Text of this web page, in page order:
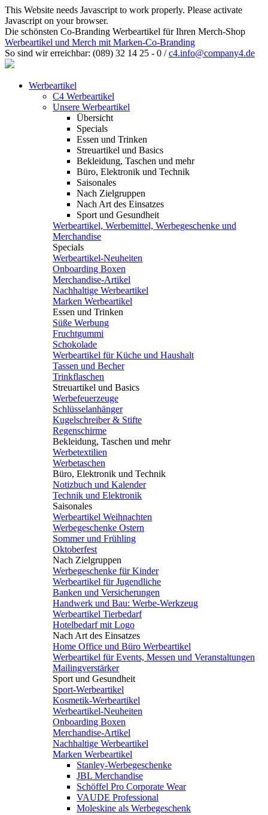
This Website needs Javascript to work properly. Please activate
Javascript on your browser.
Die schönsten Co-Branding Werbeartikel für Ihren Merch-Shop
Werbeartikel und Merch mit Marken-Co-Branding
So sind wir erreichbar: (089) 32 14 25 - 0 /c4.info@company4.de
Werbeartikel
C4 Werbeartikel
Unsere Werbeartikel
Übersicht
Specials
Essen und Trinken
Streuartikel und Basics
Bekleidung, Taschen und mehr
Büro, Elektronik und Technik
Saisonales
Nach Zielgruppen
Nach Art des Einsatzes
Sport und Gesundheit
Werbeartikel, Werbemittel, Werbegeschenke und
Merchandise
Specials
Werbeartikel-Neuheiten
Onboarding Boxen
Merchandise-Artikel
Nachhaltige Werbeartikel
Marken Werbeartikel
Essen und Trinken
Süße Werbung
Fruchtgummi
Schokolade
Werbeartikel für Küche und Haushalt
Tassen und Becher
Trinkflaschen
Streuartikel und Basics
Werbefeuerzeuge
Schlüsselanhänger
Kugelschreiber & Stifte
Regenschirme
Bekleidung, Taschen und mehr
Werbetextilien
Werbetaschen
Büro, Elektronik und Technik
Notizbuch und Kalender
Technik und Elektronik
Saisonales
Werbeartikel Weihnachten
Werbegeschenke Ostern
Sommer und Frühling
Oktoberfest
Nach Zielgruppen
Werbegeschenke für Kinder
Werbeartikel für Jugendliche
Banken und Versicherungen
Handwerk und Bau: Werbe-Werkzeug
Werbeartikel Tierbedarf
Hotelbedarf mit Logo
Nach Art des Einsatzes
Home Office und Büro Werbeartikel
Werbeartikel für Events, Messen und Veranstaltungen
Mailingverstärker
Sport und Gesundheit
Sport-Werbeartikel
Kosmetik-Werbeartikel
Werbeartikel-Neuheiten
Onboarding Boxen
Merchandise-Artikel
Nachhaltige Werbeartikel
Marken Werbeartikel
Stanley-Werbegeschenke
JBL Merchandise
Schöffel Pro Corporate Wear
VAUDE Professional
Moleskine als Werbegeschenk